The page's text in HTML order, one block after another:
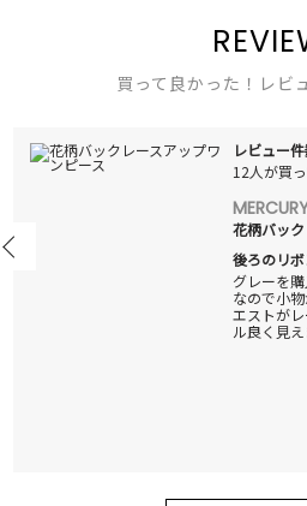
買って良かった！レビ
レビュー
12人が買っ
花柄バッ
後ろのリ
グレーを
なので小
エストが
ル良く見え